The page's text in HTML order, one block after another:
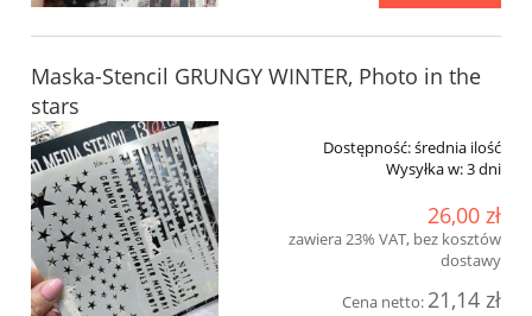
Maska-Stencil GRUNGY WINTER, Photo in the
stars
Dostępność:średnia ilość
Wysyłka w:3 dni
26,00 zł
zawiera 23% VAT, bez kosztów
dostawy
Cena netto: 21,14 zł